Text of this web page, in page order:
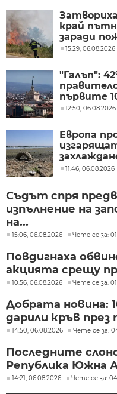
край
заради
15:29, 06.08.2026
"Галъп":
първите
12:50, 06.08.2026
Европа
седмицата
11:46, 06.08.2026
Съдът спря
изпълнение на
на...
15:06, 06.08.2026 Чете се за:
Повдигнаха
акцията срещу
10:56, 06.08.2026 Чете се за:
Добрата новина:
дарили кръв през
14:50, 06.08.2026 Чете се за:
Последните
Република Южна
14:21, 06.08.2026 Чете се за: